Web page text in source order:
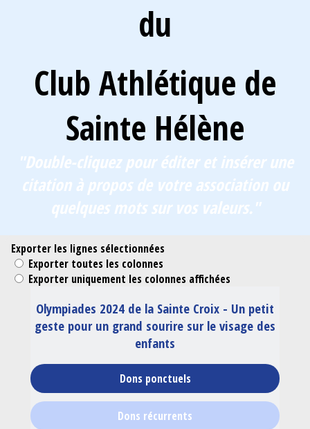
du
Club Athlétique de
Sainte Hélène
"Double-cliquez pour éditer et insérer une
citation à propos de votre association ou
quelques mots sur vos valeurs."